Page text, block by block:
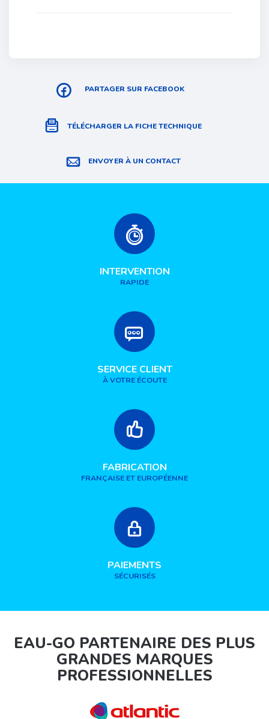
PARTAGER SUR FACEBOOK
TÉLÉCHARGER LA FICHE TECHNIQUE
ENVOYER À UN CONTACT
INTERVENTION
RAPIDE
SERVICE CLIENT
À VOTRE ÉCOUTE
FABRICATION
FRANÇAISE ET EUROPÉENNE
PAIEMENTS
SÉCURISÉS
EAU-GO PARTENAIRE DES PLUS
GRANDES MARQUES
PROFESSIONNELLES